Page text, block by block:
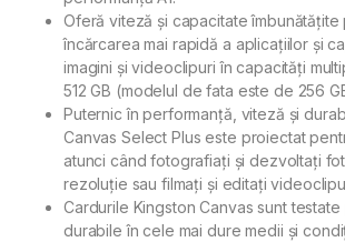
Oferă viteză și capacitate îmbunătățite
încărcarea mai rapidă a aplicațiilor și
imagini și videoclipuri în capacități
512 GB (modelul de fata este de 256
Puternic în performanță, viteză și
Canvas Select Plus este proiectat
atunci când fotografiați și dezvoltați
rezoluție sau filmați și editați
Cardurile Kingston Canvas sunt
durabile în cele mai dure medii și